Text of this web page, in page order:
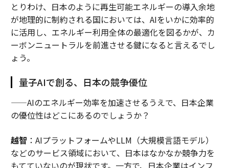
とりわけ、日本のように再生可能エネルギーの導入余地
が地理的に制約される国においては、AIをいかに効率的
に活用し、エネルギー利用全体の最適化を図るかが、カ
ーボンニュートラルを前進させる鍵になると言えるでし
ょう。
量子AIで創る、日本の競争優位
——AIのエネルギー効率を加速させるうえで、日本企業
の優位性はどこにあるのでしょうか？
越智 ：AIプラットフォームやLLM（大規模言語モデル）
などのサービス領域において、日本はなかなか競争力を
もてていないのが現状です。一方で、日本企業はインフ